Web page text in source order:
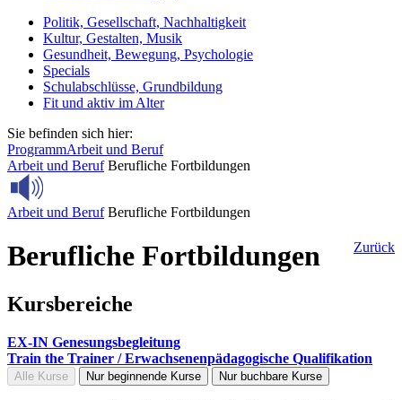
Politik, Gesellschaft, Nachhaltigkeit
Kultur, Gestalten, Musik
Gesundheit, Bewegung, Psychologie
Specials
Schulabschlüsse, Grundbildung
Fit und aktiv im Alter
Sie befinden sich hier:
ProgrammArbeit und Beruf
Arbeit und Beruf Berufliche Fortbildungen
Arbeit und Beruf Berufliche Fortbildungen
Zurück
Berufliche Fortbildungen
Kursbereiche
EX-IN Genesungsbegleitung
Train the Trainer / Erwachsenenpädagogische Qualifikation
Alle Kurse Nur beginnende Kurse Nur buchbare Kurse